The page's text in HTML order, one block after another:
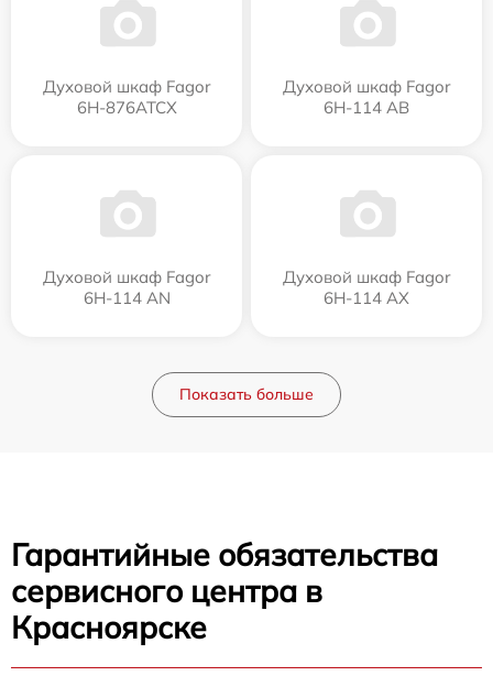
Духовой шкаф Fagor
6H-876ATCX
Духовой шкаф Fagor
6H-114 AB
Духовой шкаф Fagor
6H-114 AN
Духовой шкаф Fagor
6H-114 AX
Показать больше
Гарантийные обязательства
сервисного центра в
Красноярске